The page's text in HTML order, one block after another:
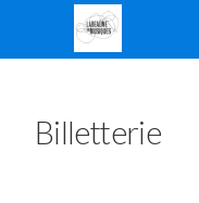
Billetterie